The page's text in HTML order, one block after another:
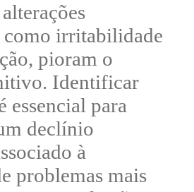
como irritabilidade
pioram o
Identificar
essencial para
declínio
à
problemas mais